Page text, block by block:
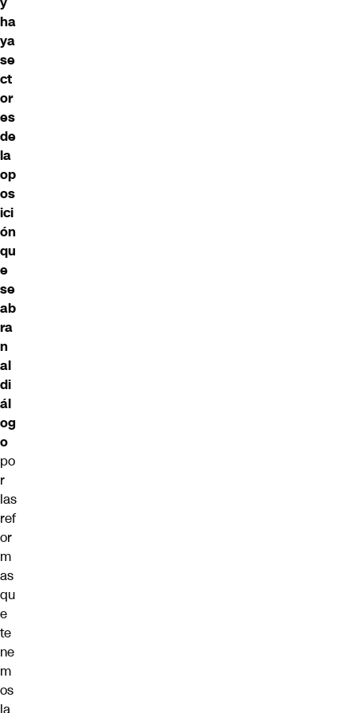
ha
ya
se
ct
or
es
de
la
op
os
ici
ón
qu
e
se
ab
ra
n
al
di
ál
og
o
po
r
las
ref
or
m
as
qu
e
te
ne
m
os
la